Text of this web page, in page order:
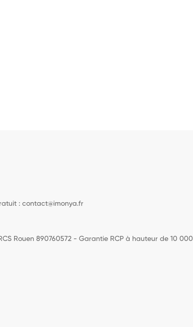
: contact@imonya.fr
Rouen 890760572 - Garantie RCP à hauteur de 10 000